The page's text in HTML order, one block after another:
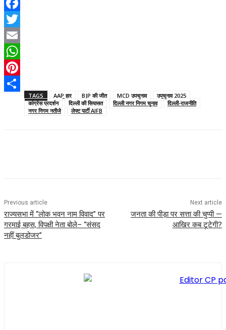
F
a
c
e
b
T
w
t
E
m
a
W
hP
t
TAGS AAP हार BJP की जीत MCD उपचुनाव
उपचुनाव 2025
कांग्रेस प्रदर्शन
दिल्ली की सियासत दिल्ली नगर निगम चुनाव
दिल्ली-राजनीति
नगर निगम नतीजे
लेफ्ट पार्टी AIFB
Previous article
राज्यसभा में “लोक भवन नाम विवाद” पर
गरमाई बहस, विपक्षी नेता बोले– “संसद
नहीं बुलडोजर”
Next article
जनता की पीड़ा पर सत्ता की चुप्पी —
आखिर कब टूटेगी?